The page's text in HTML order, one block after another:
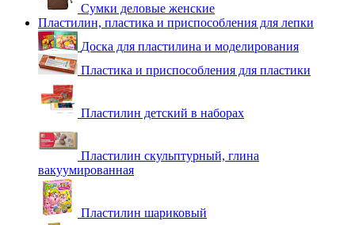
Сумки деловые женские
Пластилин, пластика и приспособления для лепки
Доска для пластилина и моделирования
Пластика и приспособления для пластики
Пластилин детский в наборах
Пластилин скульптурный, глина
вакуумированная
Пластилин шариковый